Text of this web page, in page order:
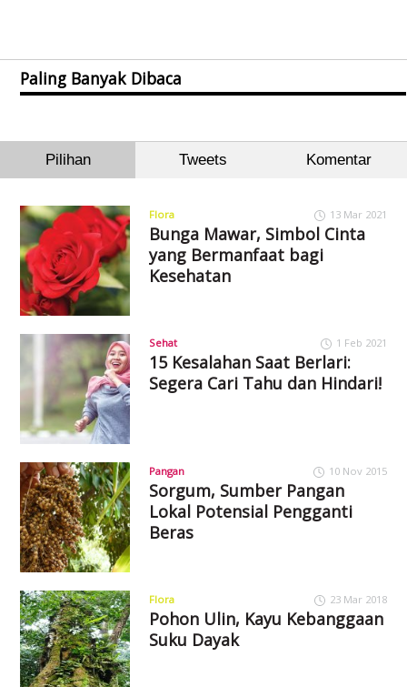
Paling Banyak Dibaca
Pilihan Tweets Komentar
Flora 13 Mar 2021
Bunga Mawar, Simbol Cinta
yang Bermanfaat bagi
Kesehatan
Sehat 1 Feb 2021
15 Kesalahan Saat Berlari:
Segera Cari Tahu dan Hindari!
Pangan 10 Nov 2015
Sorgum, Sumber Pangan
Lokal Potensial Pengganti
Beras
Flora 23 Mar 2018
Pohon Ulin, Kayu Kebanggaan
Suku Dayak